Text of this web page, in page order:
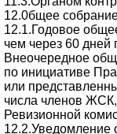
12.0бщее
12.1.Годовое
чем через 60 дней
Внеочередное
по инициативе
или
числа членов
Ревизионной